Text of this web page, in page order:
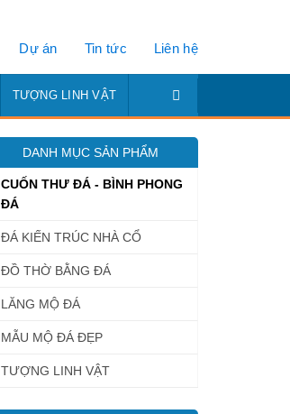
Dự án Tin tức Liên hệ
TƯỢNG LINH VẬT
DANH MỤC SẢN PHẨM
CUỐN THƯ ĐÁ - BÌNH PHONG
ĐÁ
ĐÁ KIẾN TRÚC NHÀ CỔ
ĐỒ THỜ BẰNG ĐÁ
LĂNG MỘ ĐÁ
MẪU MỘ ĐÁ ĐẸP
TƯỢNG LINH VẬT